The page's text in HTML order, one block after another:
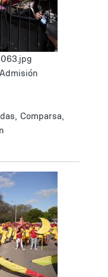
Comparsa,